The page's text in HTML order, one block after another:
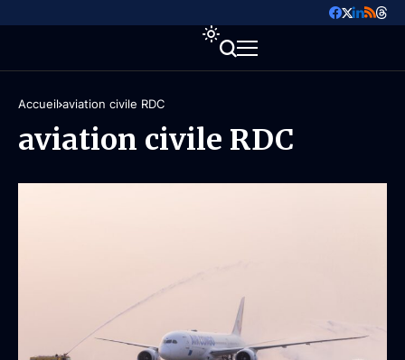
Accueil aviation civile RDC
aviation civile RDC